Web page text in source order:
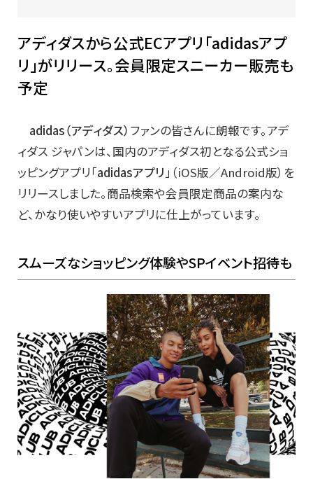
アディダスから公式ECアプリ「adidasアプ
リ」がリリース。会員限定スニーカー販売も
予定
adidas（アディダス） ファンの皆さんに朗報です。アデ
ィダス ジャパンは、国内のアディダス初となる公式ショ
ッピングアプリ「adidasアプリ」（iOS版／Android版）を
リリースしました。商品検索や会員限定商品の案内な
ど、かなり使いやすいアプリに仕上がっています。
スムーズなショッピング体験やSPイベント招待も